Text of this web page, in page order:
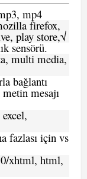
mp4
firefox,
play store,√
sensörü.
multi media,
bağlantı
mesajı
fazlası için vs
xhtml, html,